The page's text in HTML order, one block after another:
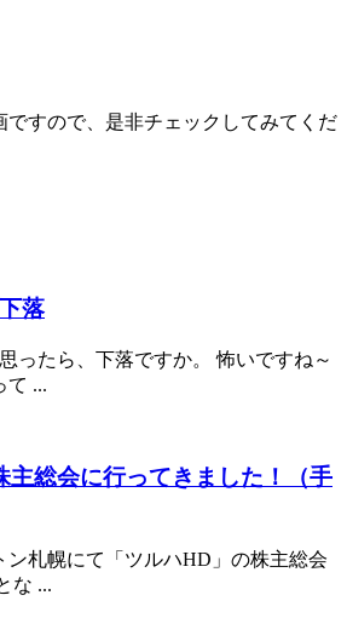
ですので、是非チェックしてみてくだ
落
ったら、下落ですか。 怖いですね～
て ...
主総会に行ってきました！（手
ン札幌にて「ツルハHD」の株主総会
な ...